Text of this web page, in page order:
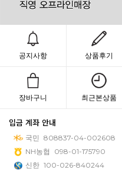
공지사항 상품후기
장바구니 최근본상품
입금 계좌 안내
국민 808837-04-002608
NH농협
098-01-175790
신한 100-026-840244